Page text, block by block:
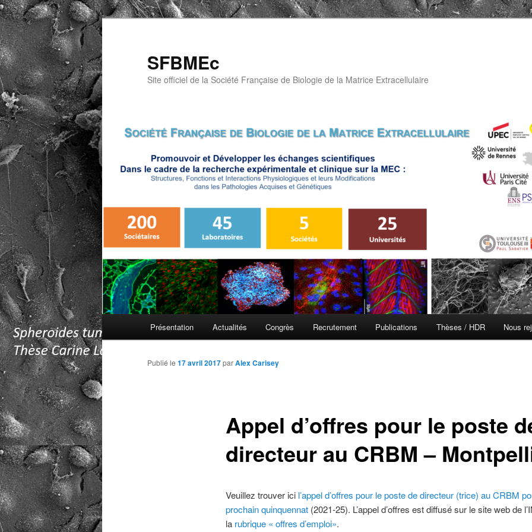
Aller
au
contenu
principal
SFBMEc
Site officiel de la Société Française de Biologie de la Matrice Extracellulaire
Présentation Actualités Congrès Recrutement Publications Thèses / HDR Nous
Appel d’offres pour le poste
directeur au CRBM –
Publié le 17 avril 2017parAlex Carisey
Veuillez trouver ici l’appel d’offres pour le poste de directeur (trice) au CRBM
prochain quinquennat(2021-25). L’appel d’offres est diffusé sur le site web de
la rubrique « offres d’emploi».